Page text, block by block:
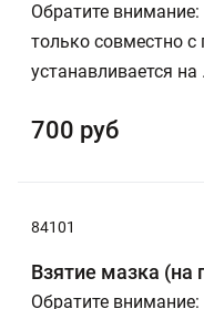
Обратите
только совместно
устанавливается на
700 руб
84101
Взятие мазка (на
Обратите